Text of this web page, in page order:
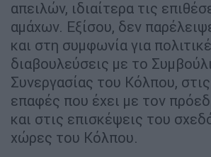
απειλών, ιδιαίτερα τις
αμάχων. Εξίσου, δεν
και στη συμφωνία για
διαβουλεύσεις με το
Συνεργασίας του Κόλπου,
επαφές που έχει με τον
και στις επισκέψεις του
χώρες του Κόλπου.